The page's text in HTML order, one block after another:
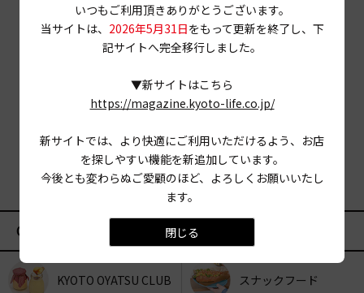
いつもご利用頂きありがとうございます。
当サイトは、 2026年5月31日をもって更新を終了し、下
記サイトへ完全移行しました。
▼新サイトはこちら
https://magazine.kyoto-life.co.jp/
新サイトでは、より快適にご利用いただけるよう、お店
を探しやすい機能を新追加しています。
今後とも変わらぬご愛顧のほど、よろしくお願いいたし
ます。
閉じる
CATEGORY
KYOTO OYATSU CLUB スナックフード